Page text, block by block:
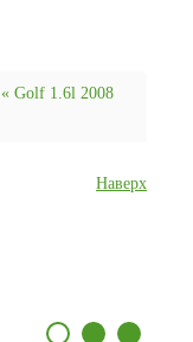
« Golf 1.6l 2008
Наверх